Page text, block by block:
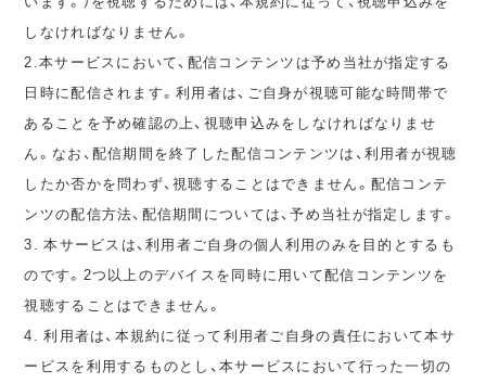
しなければなりません。
2.本サービスにおいて、配信コンテンツは予め当社が指定する
日時に配信されます。利用者は、ご自身が視聴可能な時間帯で
あることを予め確認の上、視聴申込みをしなければなりませ
ん。なお、配信期間を終了した配信コンテンツは、利用者が視聴
したか否かを問わず、視聴することはできません。配信コンテ
ンツの配信方法、配信期間については、予め当社が指定します。
3. 本サービスは、利用者ご自身の個人利用のみを目的とするも
のです。2つ以上のデバイスを同時に用いて配信コンテンツを
視聴することはできません。
4. 利用者は、本規約に従って利用者ご自身の責任において本サ
ービスを利用するものとし、本サービスにおいて行った一切の